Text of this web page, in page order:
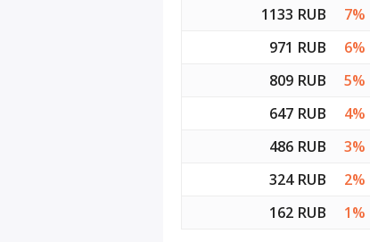
1133 RUB
7%
971 RUB
6%
809 RUB
5%
647 RUB
4%
486 RUB
3%
324 RUB
2%
162 RUB
1%